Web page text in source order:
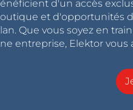
d'un accès
et d'opportunités
Que vous soyez en
entreprise, Elektor vous